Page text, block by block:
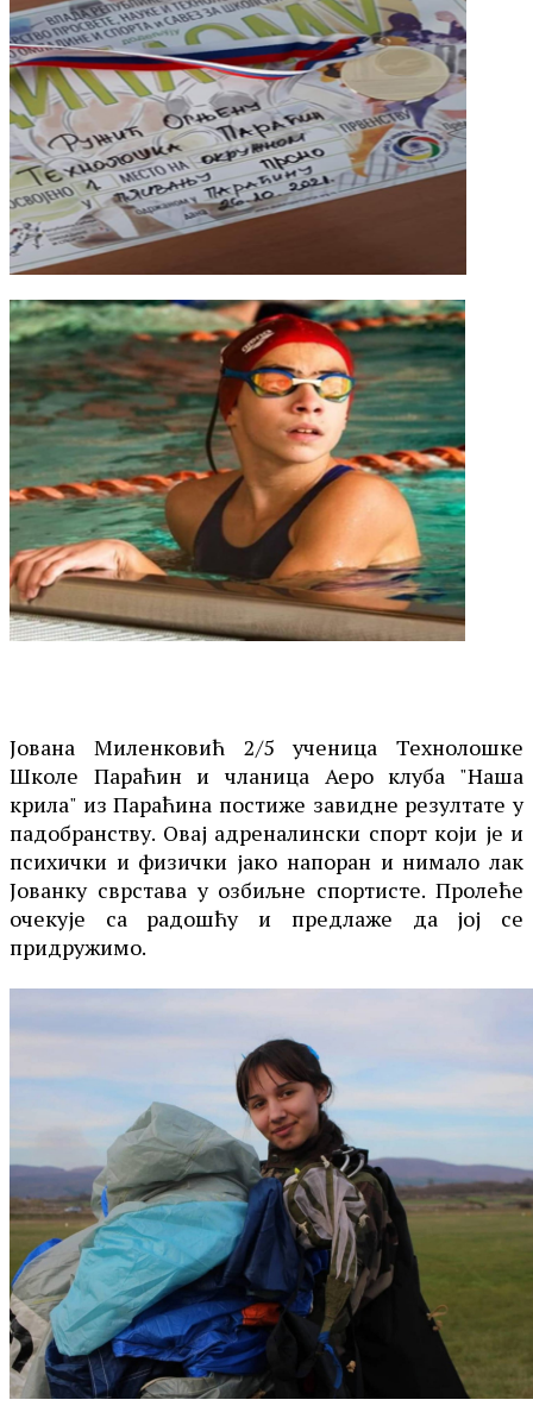
Јована Миленковић 2/5 ученица Технолошке
Школе Параћин и чланица Аеро клуба "Наша
крила" из Параћина постиже завидне резултате у
падобранству. Овај адреналински спорт који је и
психички и физички јако напоран и нимало лак
Јованку сврстава у озбиљне спортисте. Пролеће
очекује са радошћу и предлаже да јој се
придружимо.